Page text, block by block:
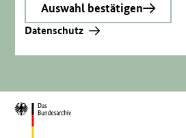
Auswahl bestätigen
Datenschutz
Zur